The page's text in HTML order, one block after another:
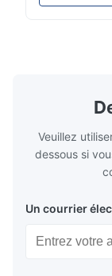
out with
boring for
Veuillez
dessous si
Un courrier